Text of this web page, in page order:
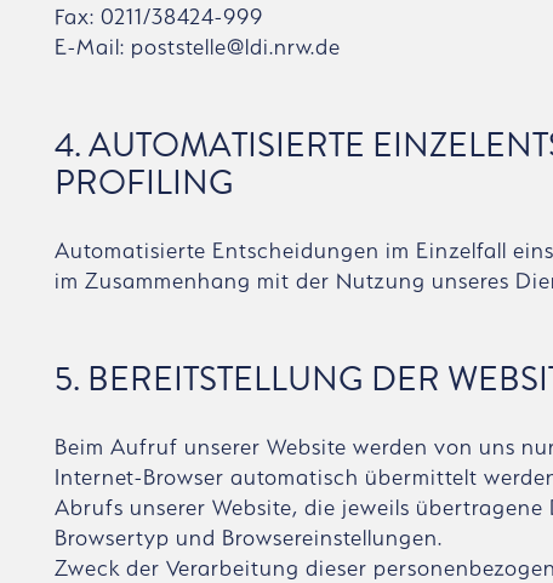
Fax: 0211/38424-999
E-Mail: poststelle@ldi.nrw.de
4. AUTOMATISIERTE
ROFILING
Automatisierte Entscheidungen im Einzelfall
im Zusammenhang mit der Nutzung unseres
5. BEREITSTELLUNG DER
Beim Aufruf unserer Website werden von uns
Internet-Browser automatisch übermittelt
Abrufs unserer Website, die jeweils
Browsertyp und Browsereinstellungen.
Zweck der Verarbeitung dieser